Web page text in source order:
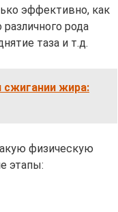
эффективно, как
рода
таза и т.д.
сжигании жира:
физическую
этапы: